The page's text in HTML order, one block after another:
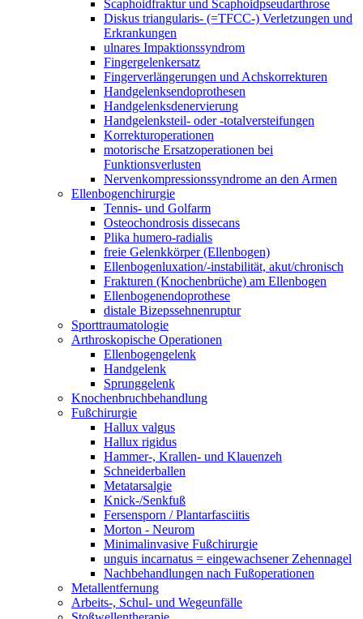
Scaphoidfraktur und Scaphoidpseudarthrose
Diskus triangularis- (=TFCC-) Verletzungen und
Erkrankungen
ulnares Impaktionssyndrom
Fingergelenkersatz
Fingerverlängerungen und Achskorrekturen
Handgelenksendoprothesen
Handgelenksdenervierung
Handgelenksteil- oder -totalversteifungen
Korrekturoperationen
motorische Ersatzoperationen bei
Funktionsverlusten
Nervenkompressionssyndrome an den Armen
Ellenbogenchirurgie
Tennis- und Golfarm
Osteochondrosis dissecans
Plika humero-radialis
freie Gelenkkörper (Ellenbogen)
Ellenbogenluxation/-instabilität, akut/chronisch
Frakturen (Knochenbrüche) am Ellenbogen
Ellenbogenendoprothese
distale Bizepssehnenruptur
Sporttraumatologie
Arthroskopische Operationen
Ellenbogengelenk
Handgelenk
Sprunggelenk
Knochenbruchbehandlung
Fußchirurgie
Hallux valgus
Hallux rigidus
Hammer-, Krallen- und Klauenzeh
Schneiderballen
Metatarsalgie
Knick-/Senkfuß
Fersensporn / Plantarfasciitis
Morton - Neurom
Minimalinvasive Fußchirurgie
unguis incarnatus = eingewachsener Zehennagel
Nachbehandlungen nach Fußoperationen
Metallentfernung
Arbeits-, Schul- und Wegeunfälle